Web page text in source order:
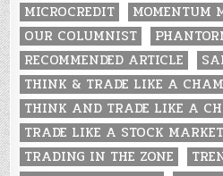
MICROCREDIT
MOMENTUM
OUR COLUMNIST
RECOMMENDED ARTICLE
THINK & TRADE LIKE A
THINK AND TRADE LIKE A
TRADE LIKE A STOCK
TRADING IN THE ZONE